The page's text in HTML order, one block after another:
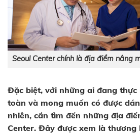
Seoul Center chính là địa điểm nâng
Đặc biệt, với những ai đang thực
toàn và mong muốn có được
nhiên, cần tìm đến những địa
Center. Đây được xem là